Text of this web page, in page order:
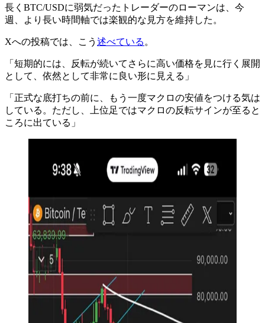
長くBTC/USDに弱気だったトレーダーのローマンは、今
週、より長い時間軸では楽観的な見方を維持した。
Xへの投稿では、こう 述べている 。
「短期的には、反転が続いてさらに高い価格を見に行く展開
として、依然として非常に良い形に見える」
「正式な底打ちの前に、もう一度マクロの安値をつける気は
している。ただし、上位足ではマクロの反転サインが至ると
ころに出ている」